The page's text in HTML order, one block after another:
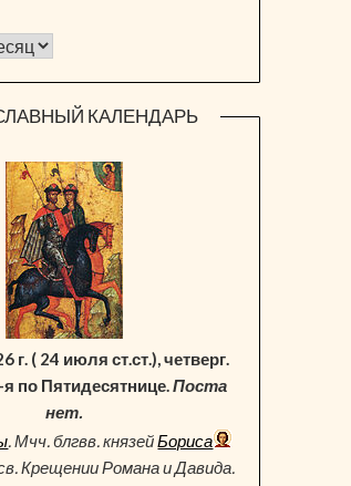
КАЛЕНДАРЬ
г. ( 24 июля ст.ст.), четверг.
по Пятидесятнице.Поста
нет.
. Мчч. блгвв. князейБориса
Крещении Романа и Давида.